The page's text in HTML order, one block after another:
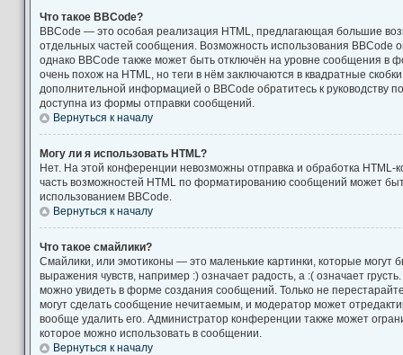
Что такое BBCode?
BBCode — это особая реализация HTML, предлагающая большие
отдельных частей сообщения. Возможность использования BBCode
однако BBCode также может быть отключён на уровне сообщения в
очень похож на HTML, но теги в нём заключаются в квадратные
дополнительной информацией о BBCode обратитесь к руководству
доступна из формы отправки сообщений.
Вернуться к началу
Могу ли я использовать HTML?
Нет. На этой конференции невозможны отправка и обработка
часть возможностей HTML по форматированию сообщений может
использованием BBCode.
Вернуться к началу
Что такое смайлики?
Смайлики, или эмотиконы — это маленькие картинки, которые могут
выражения чувств, например :) означает радость, а :( означает
можно увидеть в форме создания сообщений. Только не
могут сделать сообщение нечитаемым, и модератор может
вообще удалить его. Администратор конференции также может
которое можно использовать в сообщении.
Вернуться к началу